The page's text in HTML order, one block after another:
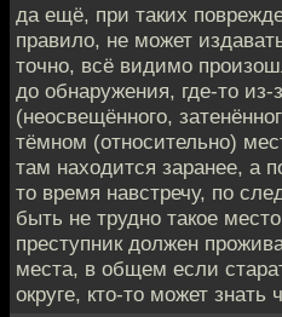
да ещё, при таких
правило, не может
точно, всё видимо
до обнаружения, где-то из-
(неосвещённого,
тёмном (относительно)
там находится заранее, а
то время навстречу, по
быть не трудно такое
преступник должен
места, в общем если
округе, кто-то может знать